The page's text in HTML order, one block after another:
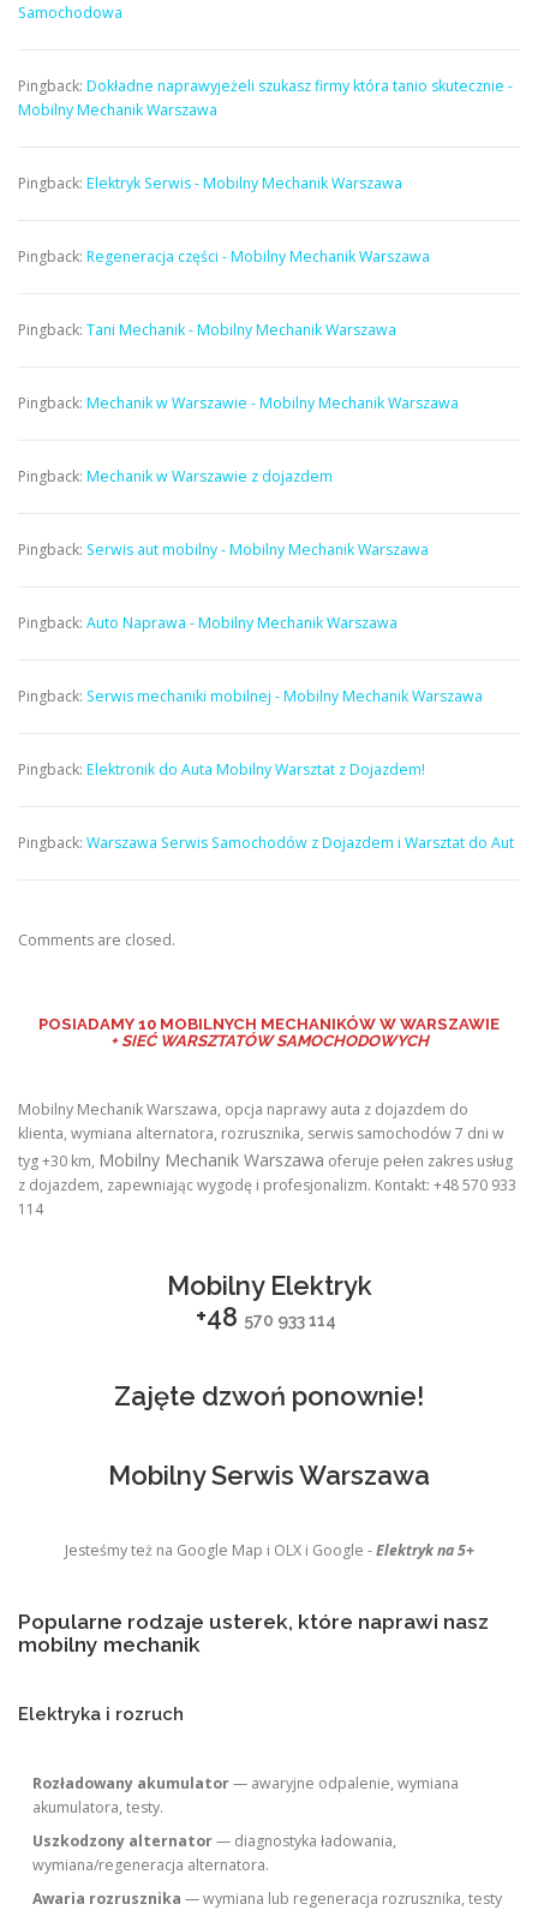
Samochodowa
Pingback: Dokładne naprawyjeżeli szukasz firmy która tanio skutecznie -
Mobilny Mechanik Warszawa
Pingback: Elektryk Serwis - Mobilny Mechanik Warszawa
Pingback: Regeneracja części - Mobilny Mechanik Warszawa
Pingback: Tani Mechanik - Mobilny Mechanik Warszawa
Pingback: Mechanik w Warszawie - Mobilny Mechanik Warszawa
Pingback: Mechanik w Warszawie z dojazdem
Pingback: Serwis aut mobilny - Mobilny Mechanik Warszawa
Pingback: Auto Naprawa - Mobilny Mechanik Warszawa
Pingback: Serwis mechaniki mobilnej - Mobilny Mechanik Warszawa
Pingback: Elektronik do Auta Mobilny Warsztat z Dojazdem!
Pingback: Warszawa Serwis Samochodów z Dojazdem i Warsztat do Aut
Comments are closed.
POSIADAMY 10 MOBILNYCH MECHANIKÓW W WARSZAWIE
+ SIEĆ WARSZTATÓW SAMOCHODOWYCH
Mobilny Mechanik Warszawa, opcja naprawy auta z dojazdem do
klienta, wymiana alternatora, rozrusznika, serwis samochodów 7 dni w
tyg +30 km, Mobilny Mechanik Warszawa oferuje pełen zakres usług
z dojazdem, zapewniając wygodę i profesjonalizm. Kontakt: +48 570 933
114
Mobilny Elektryk
+48 570 933 114
Zajęte dzwoń ponownie!
Mobilny Serwis Warszawa
Jesteśmy też na Google Map i OLX i Google -Elektryk na 5+
Popularne rodzaje usterek, które naprawi nasz
mobilny mechanik
Elektryka i rozruch
Rozładowany akumulator— awaryjne odpalenie, wymiana
akumulatora, testy.
Uszkodzony alternator— diagnostyka ładowania,
wymiana/regeneracja alternatora.
Awaria rozrusznika — wymiana lub regeneracja rozrusznika, testy